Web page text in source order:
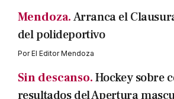
Mendoza.Arranca el
del polideportivo
PorEl Editor Mendoza
Sin descanso.Hockey sobre
resultados del Apertura